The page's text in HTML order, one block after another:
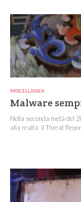
MISCELLANEA
Malware
Nella seconda metà del
alla realtà: il Threat